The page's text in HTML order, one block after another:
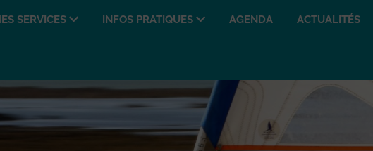
SERVICES INFOS PRATIQUES AGENDA ACTUALITÉS